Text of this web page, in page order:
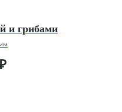
и грибами